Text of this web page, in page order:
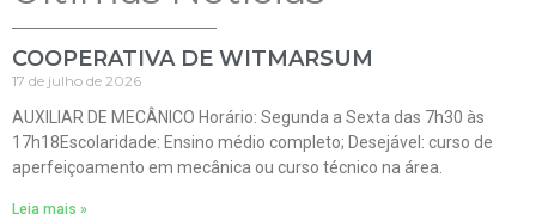
COOPERATIVA DE WITMARSUM
17 de julho de 2026
AUXILIAR DE MECÂNICO Horário: Segunda a Sexta das 7h30 às
17h18Escolaridade: Ensino médio completo; Desejável: curso de
aperfeiçoamento em mecânica ou curso técnico na área.
Leia mais »